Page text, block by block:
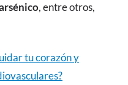
, entre otros,
tu corazón y